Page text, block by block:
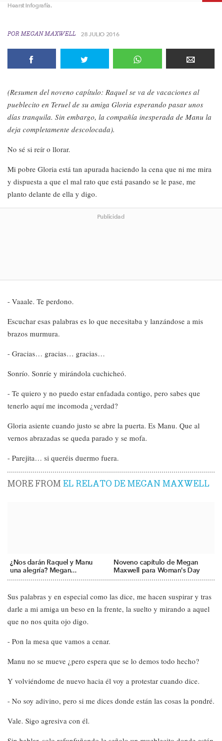
Hearst Infografía.
POR MEGAN MAXWELL 28 JULIO 2016
(Resumen del noveno capítulo: Raquel se va de vacaciones al
pueblecito en Teruel de su amiga Gloria esperando pasar unos
días tranquila. Sin embargo, la compañía inesperada de Manu la
deja completamente descolocada).
No sé si reír o llorar.
Mi pobre Gloria está tan apurada haciendo la cena que ni me mira
y dispuesta a que el mal rato que está pasando se le pase, me
planto delante de ella y digo.
Publicidad
- Vaaale. Te perdono.
Escuchar esas palabras es lo que necesitaba y lanzándose a mis
brazos murmura.
- Gracias… gracias… gracias…
Sonrío. Sonríe y mirándola cuchicheó.
- Te quiero y no puedo estar enfadada contigo, pero sabes que
tenerlo aquí me incomoda ¿verdad?
Gloria asiente cuando justo se abre la puerta. Es Manu. Que al
vernos abrazadas se queda parado y se mofa.
- Parejita… si queréis duermo fuera.
MORE FROMEL RELATO DE MEGAN MAXWELL
¿Nos darán Raquel y Manu
una alegría? Megan...
Noveno capítulo de Megan
Maxwell para Woman's Day
Sus palabras y en especial como las dice, me hacen suspirar y tras
darle a mi amiga un beso en la frente, la suelto y mirando a aquel
que no nos quita ojo digo.
- Pon la mesa que vamos a cenar.
Manu no se mueve ¿pero espera que se lo demos todo hecho?
Y volviéndome de nuevo hacia él voy a protestar cuando dice.
- No soy adivino, pero si me dices donde están las cosas la pondré.
Vale. Sigo agresiva con él.